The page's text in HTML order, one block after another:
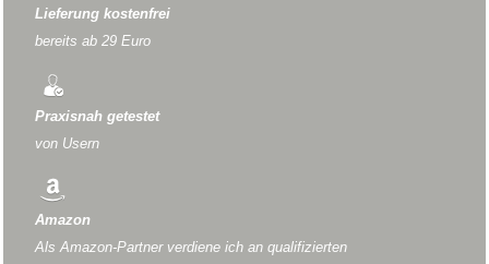
Lieferung kostenfrei
bereits ab 29 Euro
Praxisnah getestet
von Usern
Amazon
Als Amazon-Partner verdiene ich an qualifizierten